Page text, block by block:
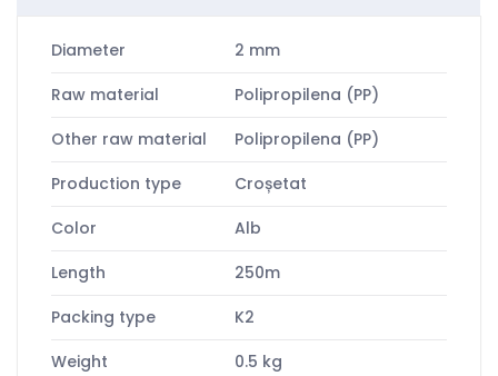
Diameter
2 mm
Raw material
Polipropilena (PP)
Other raw material
Polipropilena (PP)
Production type
Croșetat
Color
Alb
Length
250m
Packing type
K2
Weight
0.5 kg